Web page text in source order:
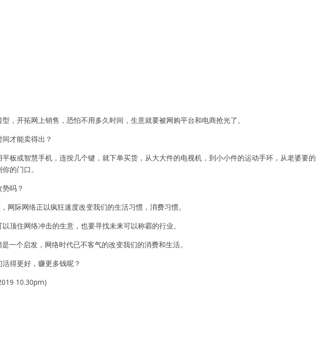
，开拓网上销售，恐怕不用多久时间，生意就要被网购平台和电商抢光了。
才能卖得出？
板或智慧手机，连按几个键，就下单买货，从大大件的电视机，到小小件的运动手环，从老婆要的
的门口。
吗？
网际网络正以疯狂速度改变我们的生活习惯，消费习惯。
顶住网络冲击的生意，也要寻找未来可以称霸的行业。
一个启发，网络时代已不客气的改变我们的消费和生活。
得更好，赚更多钱呢？
10.30pm)